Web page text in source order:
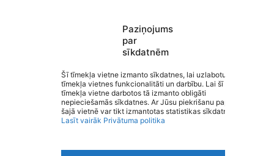
Paziņojums
par
sīkdatnēm
Šī tīmekļa vietne izmanto sīkdatnes, lai uzlabotu
tīmekļa vietnes funkcionalitāti un darbību. Lai šī
tīmekļa vietne darbotos tā izmanto obligāti
nepieciešamās sīkdatnes. Ar Jūsu piekrišanu papildus
šajā vietnē var tikt izmantotas statistikas sīkdatnes.
Lasīt vairāk Privātuma politika
Valmieras pirmsskolas izglītības
iestāde “Kārliena”